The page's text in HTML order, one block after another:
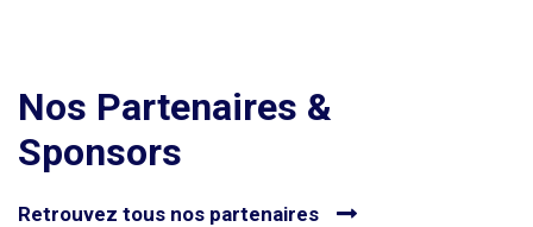
Nos Partenaires &
Sponsors
Retrouvez tous nos partenaires